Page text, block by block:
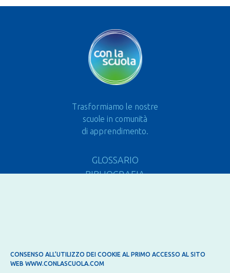
Trasformiamo le nostre
scuole in comunità
di apprendimento.
GLOSSARIO
BIBLIOGRAFIA
CONSENSO ALL’UTILIZZO DEI COOKIE AL PRIMO ACCESSO AL SITO
WEB WWW.CONLASCUOLA.COM